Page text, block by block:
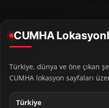
CUMHA
Türkiye, dünya ve öne çıkan
CUMHA lokasyon sayfaları
Türkiye